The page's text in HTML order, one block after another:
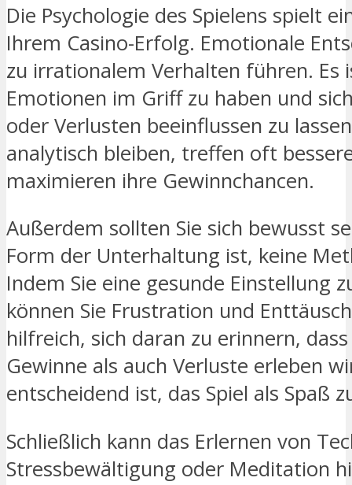
Die Psychologie des Spielens spielt
Ihrem Casino-Erfolg. Emotionale
zu irrationalem Verhalten führen. Es
Emotionen im Griff zu haben und
oder Verlusten beeinflussen zu
analytisch bleiben, treffen oft
maximieren ihre Gewinnchancen.
Außerdem sollten Sie sich bewusst
Form der Unterhaltung ist, keine
Indem Sie eine gesunde Einstellung
können Sie Frustration und
hilfreich, sich daran zu erinnern,
Gewinne als auch Verluste erleben
entscheidend ist, das Spiel als Spaß
Schließlich kann das Erlernen von
Stressbewältigung oder Meditation